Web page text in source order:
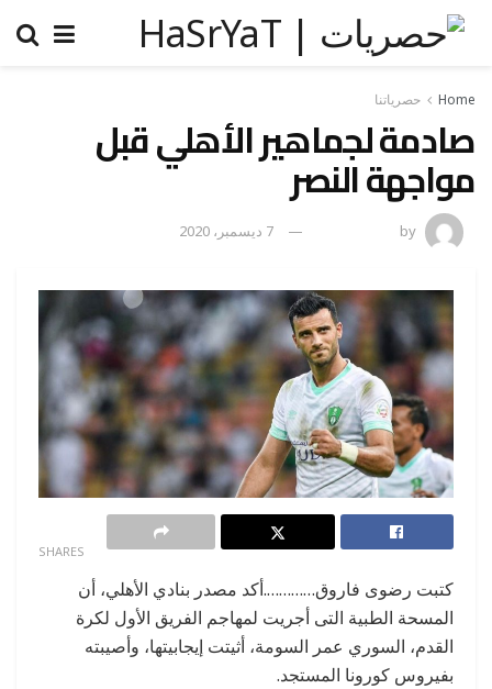
Home حصرياتنا
صادمة لجماهير الأهلي قبل
مواجهة النصر
by 7 ديسمبر، 2020
SHARES
كتبت رضوى فاروق………….أكد مصدر بنادي الأهلي، أن
المسحة الطبية التى أجريت لمهاجم الفريق الأول لكرة
القدم، السوري عمر السومة، أثيتت إيجابيتها، وأصيبته
بفيروس كورونا المستجد.